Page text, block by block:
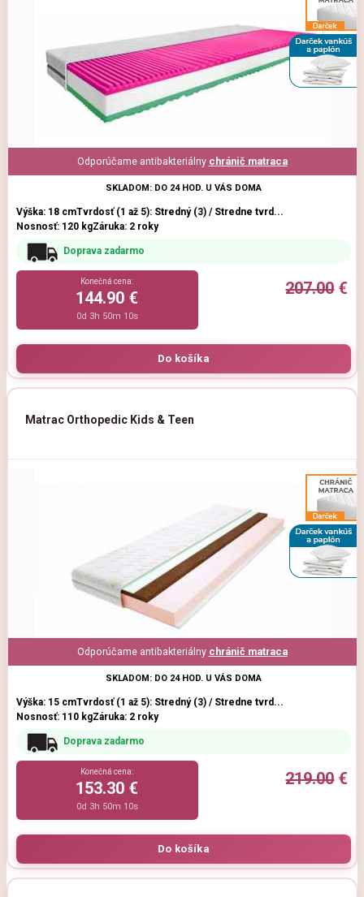
Odporúčame antibakteriálny chránič matraca
SKLADOM: DO 24 HOD. U VÁS DOMA
Výška: 18 cmTvrdosť (1 až 5): Stredný (3) / Stredne tvrd...
Nosnosť: 120 kgZáruka: 2 roky
Doprava zadarmo
207.00€
Konečná cena:
144.90 €
0d 3h 50m 9s
Matrac Orthopedic Kids & Teen
Odporúčame antibakteriálny chránič matraca
SKLADOM: DO 24 HOD. U VÁS DOMA
Výška: 15 cmTvrdosť (1 až 5): Stredný (3) / Stredne tvrd...
Nosnosť: 110 kgZáruka: 2 roky
Doprava zadarmo
219.00€
Konečná cena:
153.30 €
0d 3h 50m 9s